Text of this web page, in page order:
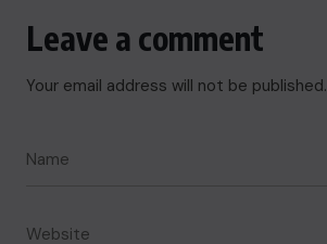
Leave a comment
Your email address will not be published.